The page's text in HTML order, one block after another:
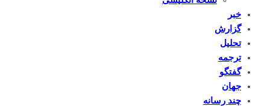
خبر
گزارش
تحلیل
ترجمه
گفتگو
جهان
چند رسانه